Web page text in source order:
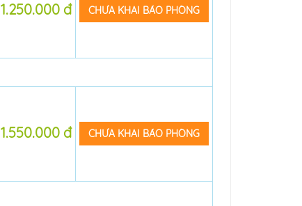
1.250.000 đ CHƯA KHAI BÁO PHÒNG
1.550.000 đ CHƯA KHAI BÁO PHÒNG